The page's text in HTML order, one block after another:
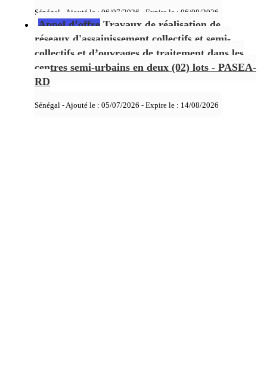
Sénégal - Ajouté le : 06/07/2026 - Expire le : 06/08/2026
Appel d’offre Travaux de réalisation de
réseaux d'assainissement collectifs et semi-
collectifs et d’ouvrages de traitement dans les
centres semi-urbains en deux (02) lots - PASEA-
RD
Sénégal - Ajouté le : 05/07/2026 - Expire le : 14/08/2026